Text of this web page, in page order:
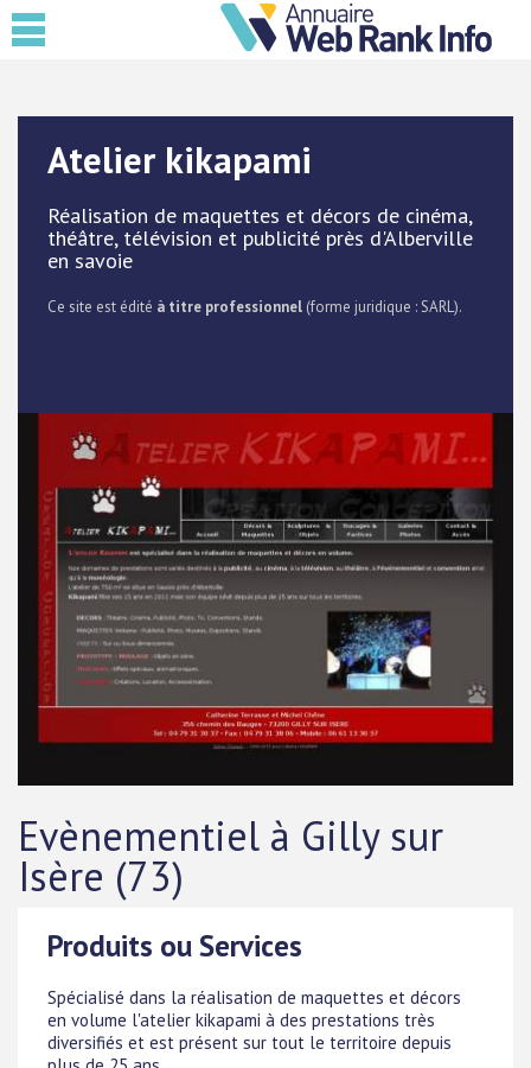
Atelier kikapami
Réalisation de maquettes et décors de cinéma,
théâtre, télévision et publicité près d'Alberville
en savoie
Ce site est édité à titre professionnel (forme juridique : SARL).
Evènementiel à Gilly sur
Isère (73)
Produits ou Services
Spécialisé dans la réalisation de maquettes et décors
en volume l'atelier kikapami à des prestations très
diversifiés et est présent sur tout le territoire depuis